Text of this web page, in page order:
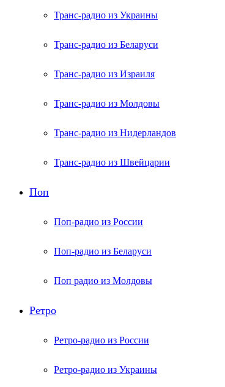
Транс-радио из Украины
Транс-радио из Беларуси
Транс-радио из Израиля
Транс-радио из Молдовы
Транс-радио из Нидерландов
Транс-радио из Швейцарии
Поп
Поп-радио из России
Поп-радио из Беларуси
Поп радио из Молдовы
Ретро
Ретро-радио из России
Ретро-радио из Украины